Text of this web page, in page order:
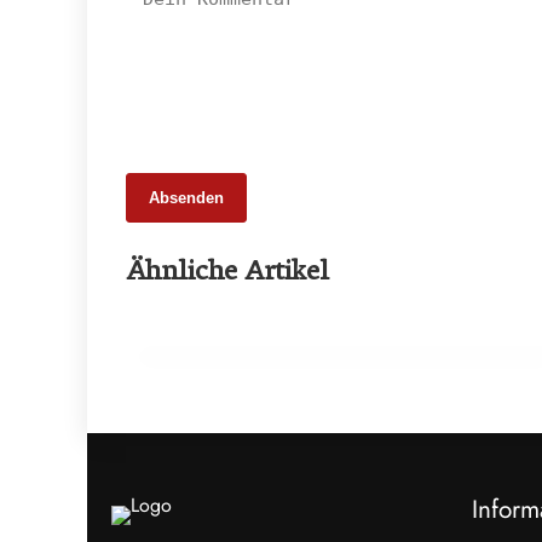
Absenden
Ähnliche Artikel
Wie sauber ist Europas Fleisch